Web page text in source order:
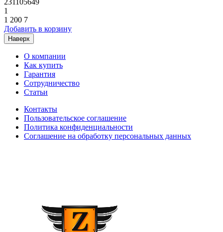
231105649
1
1 200 7
Добавить в корзину
Наверх
О компании
Как купить
Гарантия
Сотрудничество
Статьи
Контакты
Пользовательское соглашение
Политика конфиденциальности
Соглашение на обработку персональных данных